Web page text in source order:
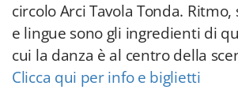
circolo Arci Tavola Tonda. Ritmo,
e lingue sono gli ingredienti di
cui la danza è al centro della
Clicca qui per info e biglietti